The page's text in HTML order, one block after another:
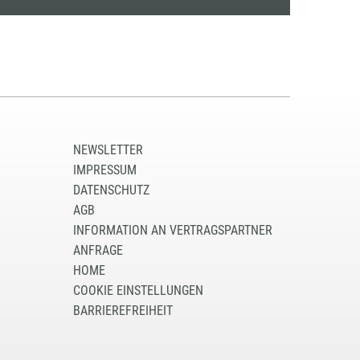
NEWSLETTER
IMPRESSUM
DATENSCHUTZ
AGB
INFORMATION AN VERTRAGSPARTNER
ANFRAGE
HOME
COOKIE EINSTELLUNGEN
BARRIEREFREIHEIT